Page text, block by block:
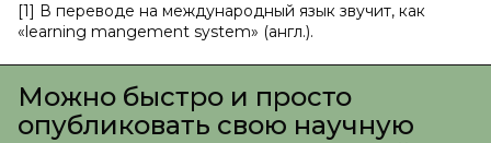
[1] В переводе на международный язык звучит, как
«learning mangement system» (англ.).
Можно быстро и просто
опубликовать свою научную